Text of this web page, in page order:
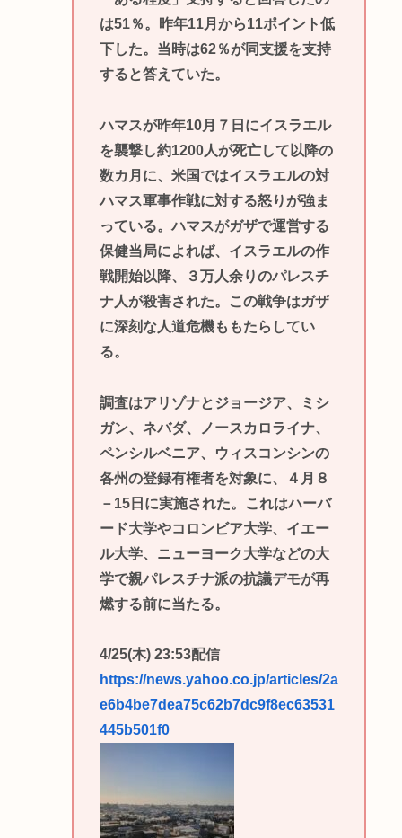
は51％。昨年11月から11ポイント低
下した。当時は62％が同支援を支持
すると答えていた。
ハマスが昨年10月７日にイスラエル
を襲撃し約1200人が死亡して以降の
数カ月に、米国ではイスラエルの対
ハマス軍事作戦に対する怒りが強ま
っている。ハマスがガザで運営する
保健当局によれば、イスラエルの作
戦開始以降、３万人余りのパレスチ
ナ人が殺害された。この戦争はガザ
に深刻な人道危機ももたらしてい
る。
調査はアリゾナとジョージア、ミシ
ガン、ネバダ、ノースカロライナ、
ペンシルベニア、ウィスコンシンの
各州の登録有権者を対象に、４月８
－15日に実施された。これはハーバ
ード大学やコロンビア大学、イエー
ル大学、ニューヨーク大学などの大
学で親パレスチナ派の抗議デモが再
燃する前に当たる。
4/25(木) 23:53配信
https://news.yahoo.co.jp/articles/2a
e6b4be7dea75c62b7dc9f8ec63531
445b501f0